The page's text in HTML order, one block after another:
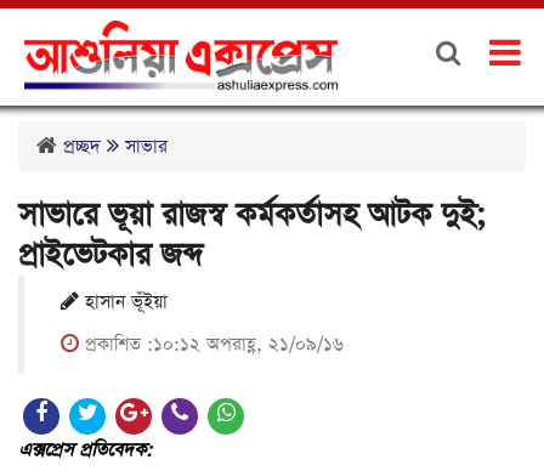
প্রচ্ছদ সাভার
সাভারে ভূয়া রাজস্ব কর্মকর্তাসহ আটক দুই;
প্রাইভেটকার জব্দ
হাসান ভূঁইয়া
প্রকাশিত :১০:১২ অপরাহ্ণ, ২১/০৯/১৬
এক্সপ্রেস প্রতিবেদক: